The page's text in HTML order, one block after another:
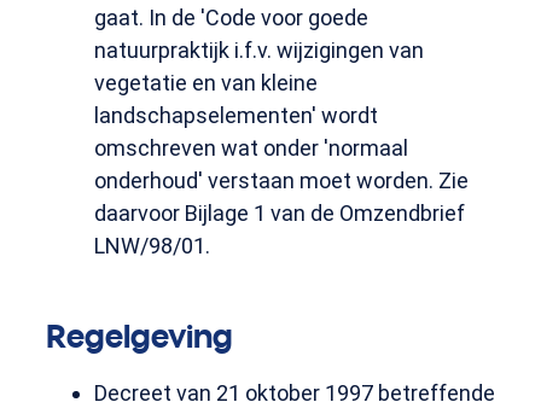
gaat. In de 'Code voor goede
natuurpraktijk i.f.v. wijzigingen van
vegetatie en van kleine
landschapselementen' wordt
omschreven wat onder 'normaal
onderhoud' verstaan moet worden. Zie
daarvoor Bijlage 1 van de Omzendbrief
LNW/98/01.
Regelgeving
Decreet van 21 oktober 1997 betreffende